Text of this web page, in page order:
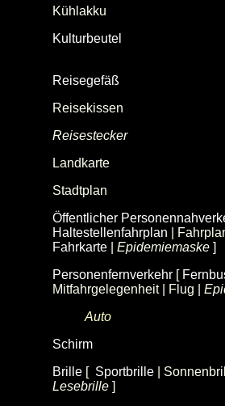
Kühlakku
Kulturbeutel
Reisegefäß
Reisekissen
Reisestecker
Landkarte
Stadtplan
Öffentlicher
Haltestellenfahrplan |
Fahrkarte
Epidemiemaske ]
Personenfernverkehr [
Mitfahrgelegenheit | Flug |
Auto
Schirm
Brille [ Sportbrille |
Lesebrille ]